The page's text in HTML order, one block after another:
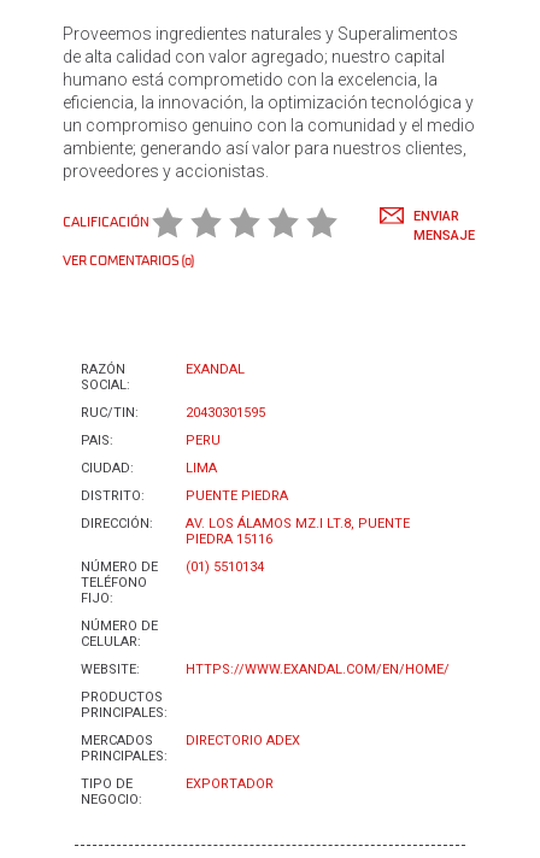
Proveemos ingredientes naturales y Superalimentos
de alta calidad con valor agregado; nuestro capital
humano está comprometido con la excelencia, la
eficiencia, la innovación, la optimización tecnológica y
un compromiso genuino con la comunidad y el medio
ambiente; generando así valor para nuestros clientes,
proveedores y accionistas.
CALIFICACIÓN
VER COMENTARIOS (0)
ENVIAR
MENSAJE
RAZÓN
SOCIAL:
EXANDAL
RUC/TIN:
20430301595
PAIS:
PERU
CIUDAD:
LIMA
DISTRITO:
PUENTE PIEDRA
DIRECCIÓN:
AV. LOS ÁLAMOS MZ.I LT.8, PUENTE
PIEDRA 15116
NÚMERO DE
TELÉFONO
FIJO:
(01) 5510134
NÚMERO DE
CELULAR:
WEBSITE:
HTTPS://WWW.EXANDAL.COM/EN/HOME/
PRODUCTOS
PRINCIPALES:
MERCADOS
PRINCIPALES:
DIRECTORIO ADEX
TIPO DE
NEGOCIO:
EXPORTADOR